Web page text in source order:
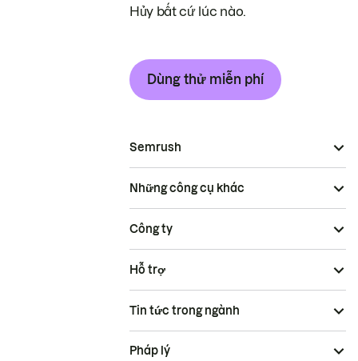
Hủy bất cứ lúc nào.
Dùng thử miễn phí
Semrush
Những công cụ khác
Công ty
Hỗ trợ
Tin tức trong ngành
Pháp lý